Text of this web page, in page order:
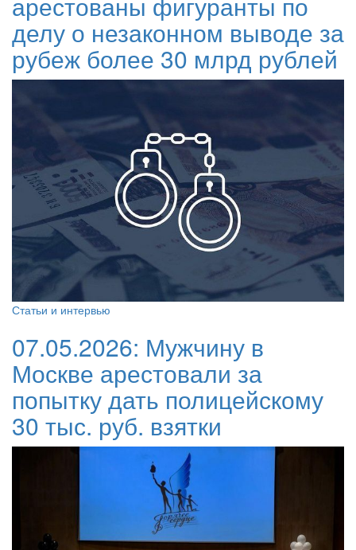
делу о незаконном выводе за
рубеж более 30 млрд рублей
Статьи и интервью
07.05.2026: Мужчину в
Москве арестовали за
попытку дать полицейскому
30 тыс. руб. взятки